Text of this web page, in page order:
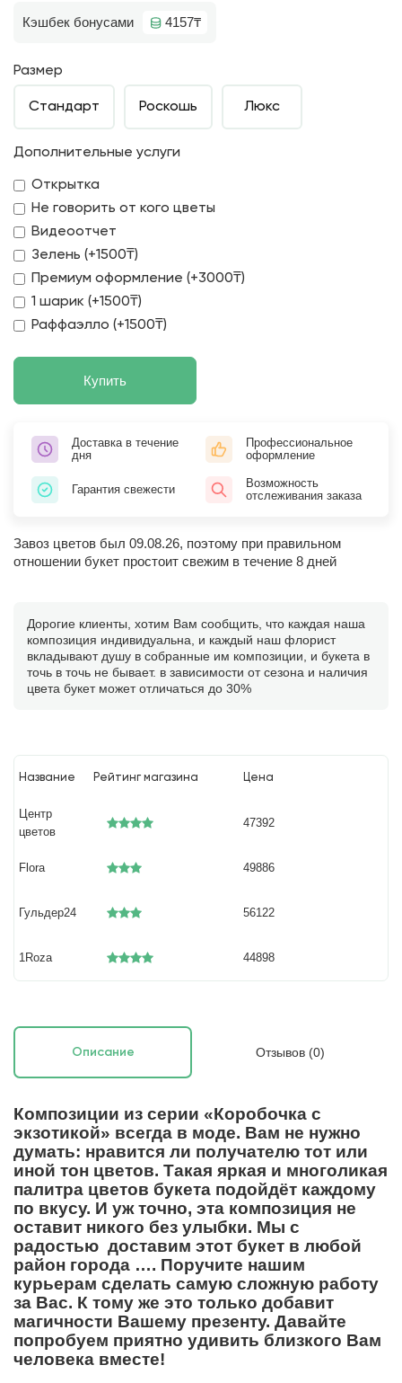
Кэшбек бонусами 4157₸
Размер
Стандарт Роскошь Люкс
Дополнительные услуги
Открытка
Не говорить от кого цветы
Видеоотчет
Зелень (+1500₸)
Премиум оформление (+3000₸)
1 шарик (+1500₸)
Раффаэлло (+1500₸)
Купить
Доставка в течение
дня
Профессиональное
оформление
Гарантия свежести
Возможность
отслеживания заказа
Завоз цветов был 09.08.26, поэтому при правильном
отношении букет простоит свежим в течение 8 дней
Дорогие клиенты, хотим Вам сообщить, что каждая наша
композиция индивидуальна, и каждый наш флорист
вкладывают душу в собранные им композиции, и букета в
точь в точь не бывает. в зависимости от сезона и наличия
цвета букет может отличаться до 30%
Название Рейтинг магазина Цена
Центр
цветов
47392
Flora 49886
Гульдер24 56122
1Roza 44898
Описание Отзывов (0)
Композиции из серии «Коробочка с
экзотикой» всегда в моде. Вам не нужно
думать: нравится ли получателю тот или
иной тон цветов. Такая яркая и многоликая
палитра цветов букета подойдёт каждому
по вкусу. И уж точно, эта композиция не
оставит никого без улыбки. Мы с
радостью доставим этот букет в любой
район города …. Поручите нашим
курьерам сделать самую сложную работу
за Вас. К тому же это только добавит
магичности Вашему презенту. Давайте
попробуем приятно удивить близкого Вам
человека вместе!